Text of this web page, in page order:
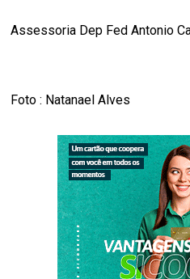
Assessoria Dep Fed Antonio
Foto : Natanael Alves